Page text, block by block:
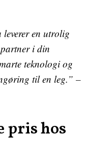
en utrolig
i din
teknologi og
til en leg.” –
pris hos